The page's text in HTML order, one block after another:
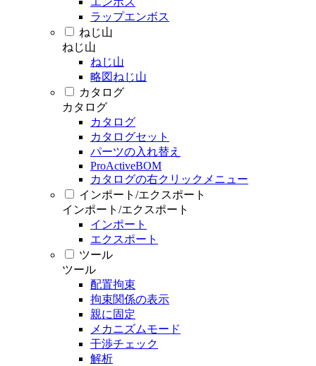
ラップエンボス
ねじ山
ねじ山
ねじ山
略図ねじ山
カタログ
カタログ
カタログ
カタログセット
パーツの入れ替え
ProActiveBOM
カタログの右クリックメニュー
インポート/エクスポート
インポート/エクスポート
インポート
エクスポート
ツール
ツール
配置拘束
拘束関係の表示
親に固定
メカニズムモード
干渉チェック
解析